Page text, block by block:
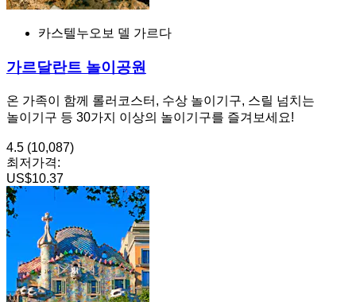
카스텔누오보 델 가르다
가르달란트 놀이공원
온 가족이 함께 롤러코스터, 수상 놀이기구, 스릴 넘치는
놀이기구 등 30가지 이상의 놀이기구를 즐겨보세요!
4.5 (10,087)
최저가격:
US$10.37